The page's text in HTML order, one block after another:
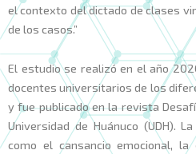
el contexto del dictado de clases
de los casos.”
El estudio se realizó en el año
docentes universitarios de los
y fue publicado en la revista
Universidad de Huánuco (UDH).
como el cansancio emocional, la